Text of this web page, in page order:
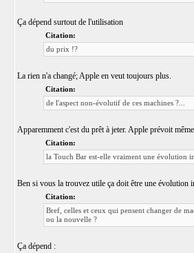
Ça dépend surtout de l'utilisation
Citation:
du prix !?
La rien n'a changé; Apple en veut toujours plus.
Citation:
de l'aspect non-évolutif de ces machines ?...
Apparemment c'est du prêt à jeter. Apple prévoit
Citation:
la Touch Bar est-elle vraiment une évolution
Ben si vous la trouvez utile ça doit être une évolution
Citation:
Bref, celles et ceux qui pensent changer de
ou la nouvelle ?
Ça dépend :